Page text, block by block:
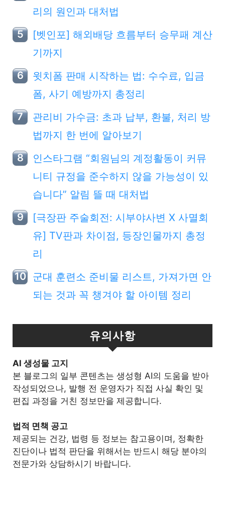
리의 원인과 대처법
[벳인포] 해외배당 흐름부터 승무패 계산
기까지
윗치폼 판매 시작하는 법: 수수료, 입금
폼, 사기 예방까지 총정리
관리비 가수금: 초과 납부, 환불, 처리 방
법까지 한 번에 알아보기
인스타그램 “회원님의 계정활동이 커뮤
니티 규정을 준수하지 않을 가능성이 있
습니다” 알림 뜰 때 대처법
[극장판 주술회전: 시부야사변 X 사멸회
유] TV판과 차이점, 등장인물까지 총정
리
군대 훈련소 준비물 리스트, 가져가면 안
되는 것과 꼭 챙겨야 할 아이템 정리
유의사항
Al 생성물 고지
본 블로그의 일부 콘텐츠는 생성형 AI의 도움을 받아
작성되었으나, 발행 전 운영자가 직접 사실 확인 및
편집 과정을 거친 정보만을 제공합니다.
법적 면책 공고
제공되는 건강, 법령 등 정보는 참고용이며, 정확한
진단이나 법적 판단을 위해서는 반드시 해당 분야의
전문가와 상담하시기 바랍니다.